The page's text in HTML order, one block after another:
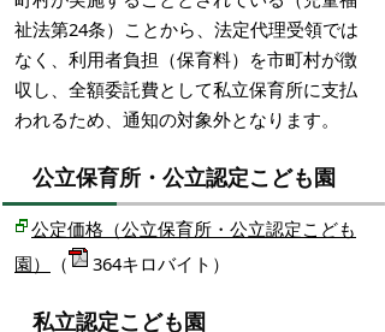
祉法第24条）ことから、法定代理受領では
なく、利用者負担（保育料）を市町村が徴
収し、全額委託費として私立保育所に支払
われるため、通知の対象外となります。
公立保育所・公立認定こども園
公定価格（公立保育所・公立認定こども
園）
（ 364キロバイト）
私立認定こども園